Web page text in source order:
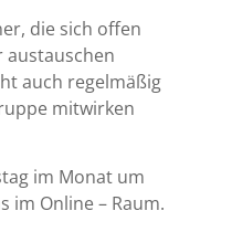
die sich offen
austauschen
auch regelmäßig
mitwirken
im Monat um
im Online – Raum.